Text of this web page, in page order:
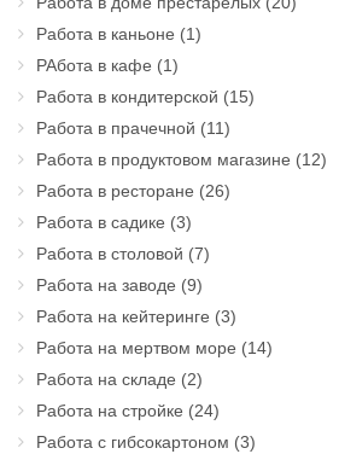
Работа в каньоне (1)
РАбота в кафе (1)
Работа в кондитерской (15)
Работа в прачечной (11)
Работа в продуктовом магазине (12)
Работа в ресторане (26)
Работа в садике (3)
Работа в столовой (7)
Работа на заводе (9)
Работа на кейтеринге (3)
Работа на мертвом море (14)
Работа на складе (2)
Работа на стройке (24)
Работа с гибсокартоном (3)